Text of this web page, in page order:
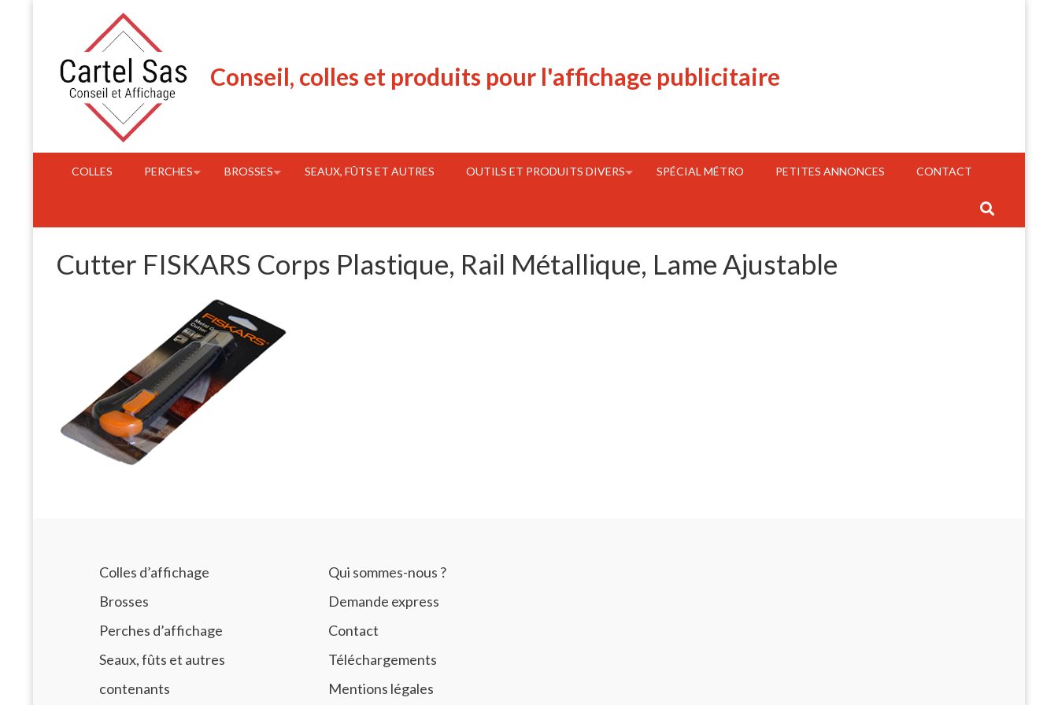
Conseil, colles et produits pour l'affichage publicitaire
COLLES PERCHES BROSSES SEAUX, FÛTS ET AUTRES OUTILS ET PRODUITS DIVERS SPÉCIAL MÉTRO PETITES ANNONCES CONTACT
Cutter FISKARS Corps Plastique, Rail Métallique, Lame Ajustable
Colles d’affichage
Brosses
Perches d’affichage
Seaux, fûts et autres
contenants
Qui sommes-nous ?
Demande express
Contact
Téléchargements
Mentions légales